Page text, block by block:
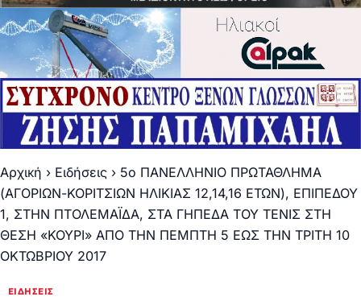
Αρχική › Ειδήσεις › 5ο ΠΑΝΕΛΛΗΝΙΟ ΠΡΩΤΑΘΛΗΜΑ
(ΑΓΟΡΙΩΝ-ΚΟΡΙΤΣΙΩΝ ΗΛΙΚΙΑΣ 12,14,16 ΕΤΩΝ), ΕΠΙΠΕΔΟΥ
1, ΣΤΗΝ ΠΤΟΛΕΜΑΪΔΑ, ΣΤΑ ΓΗΠΕΔΑ ΤΟΥ ΤΕΝΙΣ ΣΤΗ
ΘΕΣΗ «ΚΟΥΡΙ» ΑΠΟ ΤΗΝ ΠΕΜΠΤΗ 5 ΕΩΣ ΤΗΝ ΤΡΙΤΗ 10
ΟΚΤΩΒΡΙΟΥ 2017
ΕΙΔΉΣΕΙΣ